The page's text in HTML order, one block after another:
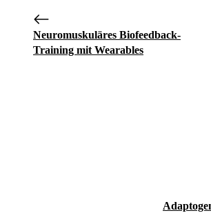
Neuromuskuläres Biofeedback-
Training mit Wearables